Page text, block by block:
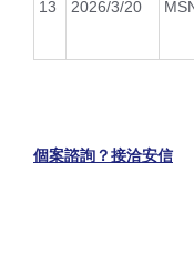
13 2026/3/20
個案諮詢？接洽安信